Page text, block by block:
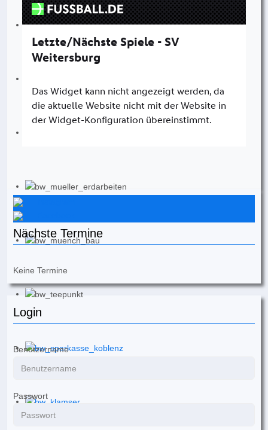
Nächste Termine
Keine Termine
Login
Benutzername
Passwort